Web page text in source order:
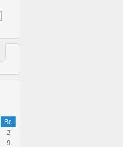
Вс
2
9